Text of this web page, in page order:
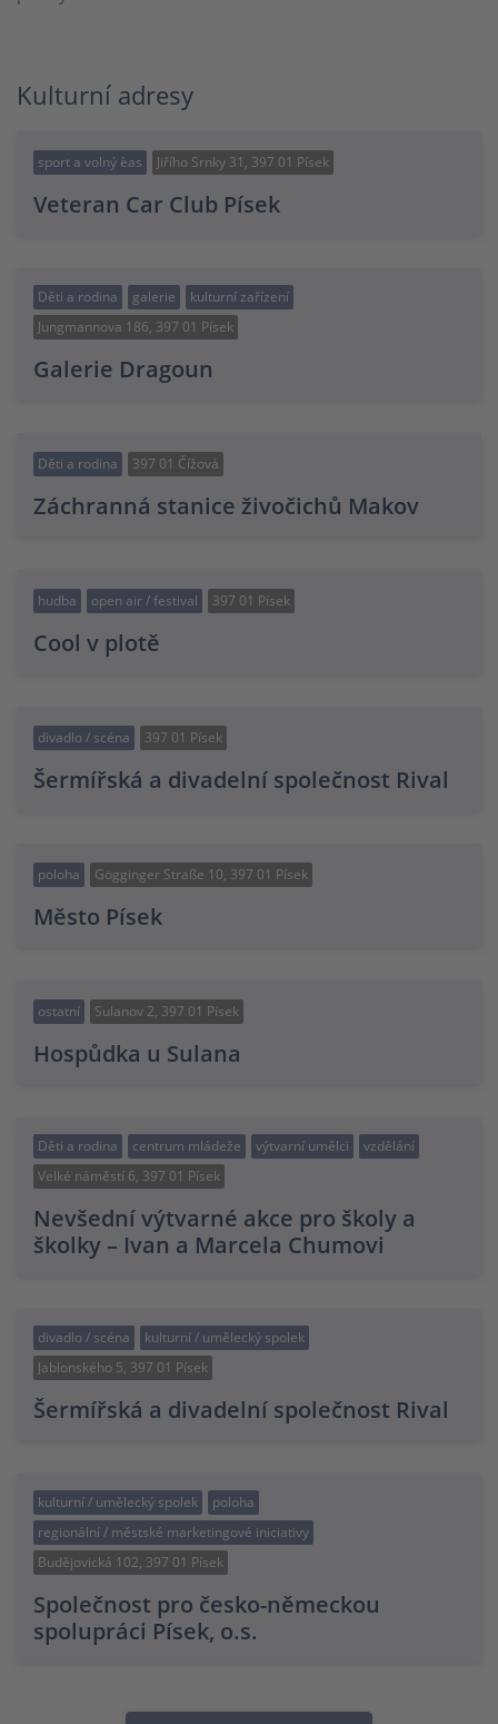
Kulturní adresy
sport a volný èas Jiřího Srnky 31, 397 01 Písek
Veteran Car Club Písek
Děti a rodina galerie
kulturní zařízení
Jungmannova 186, 397 01 Písek
Galerie Dragoun
Děti a rodina 397 01 Čížová
Záchranná stanice živočichů Makov
hudba open air / festival 397 01 Písek
Cool v plotě
divadlo / scéna 397 01 Písek
Šermířská a divadelní společnost Rival
poloha Gögginger Straße 10, 397 01 Písek
Město Písek
ostatní Sulanov 2, 397 01 Písek
Hospůdka u Sulana
Děti a rodina centrum mládeže výtvarní umělci
vzdělání
Velké náměstí 6, 397 01 Písek
Nevšední výtvarné akce pro školy a
školky – Ivan a Marcela Chumovi
divadlo / scéna
kulturní / umělecký spolek
Jablonského 5, 397 01 Písek
Šermířská a divadelní společnost Rival
kulturní / umělecký spolek
poloha
regionální / městské marketingové iniciativy
Budějovická 102, 397 01 Písek
Společnost pro česko-německou
spolupráci Písek, o.s.